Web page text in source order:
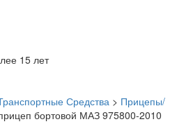
15 лет
Средства > Прицепы/
бортовой МАЗ 975800-2010